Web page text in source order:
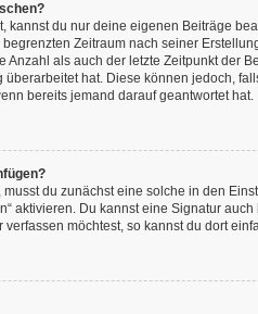
kannst du nur deine eigenen Beiträge
Zeitraum nach seiner
als auch der letzte Zeitpunkt der
hat. Diese können jedoch,
bereits jemand darauf geantwortet hat.
du zunächst eine solche in den
aktivieren. Du kannst eine Signatur
möchtest, so kannst du dort